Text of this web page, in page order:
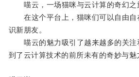
喵云，一场猫咪与云计算的奇幻之
在这个平台上，猫咪们可以自由自
识新朋友。
喵云的魅力吸引了越来越多的关注
到了云计算技术的前所未有的奇妙与魅